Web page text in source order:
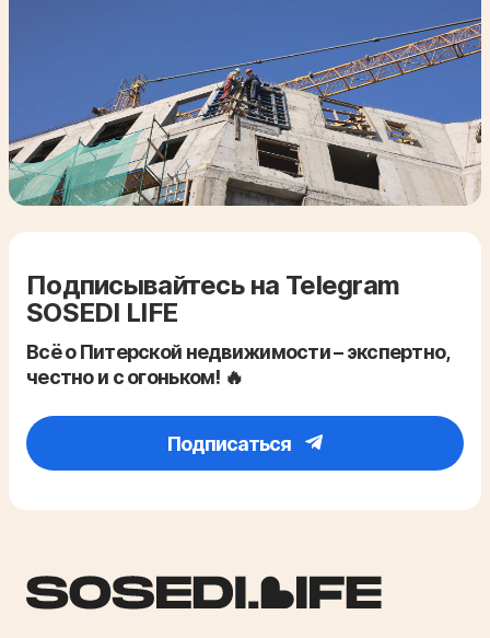
Подписывайтесь на Telegram
SOSEDI LIFE
Всё о Питерской недвижимости – экспертно,
честно и с огоньком! 🔥
Подписаться